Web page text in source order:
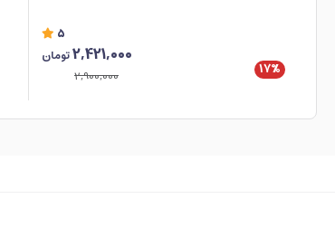
5
17%
2,421,000تومان
2,900,000